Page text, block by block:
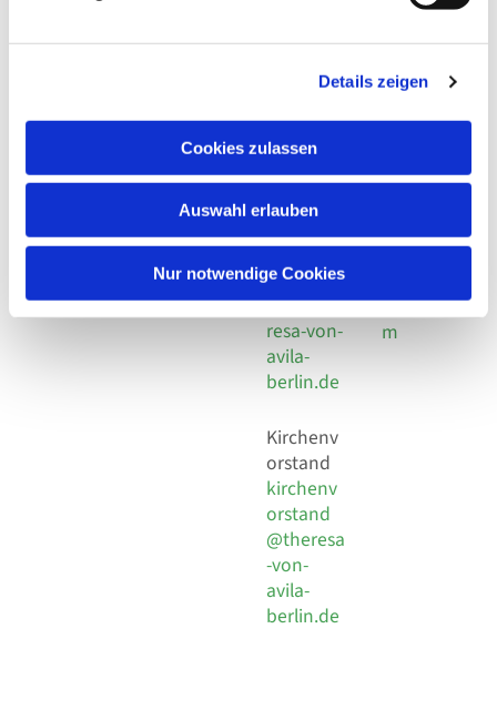
Details zeigen
Cookies zulassen
Auswahl erlauben
Nur notwendige Cookies
Adresse
Kirchengemeinde Pfarrei
Hl. Theresa von Avila Berlin
Leitender Pfarrer - Norbert
Behaimstr. 39
Kont
Telefon
+49 30
924 64 28
Fax +49
30 924 54
18
E-Mail
info@the
resa-von-
avila-
berlin.de
Kirchenv
orstand
kirchenv
orstand
@theresa
-von-
avila-
berlin.de
Links
Datensch
utz
Social
Impressu
m